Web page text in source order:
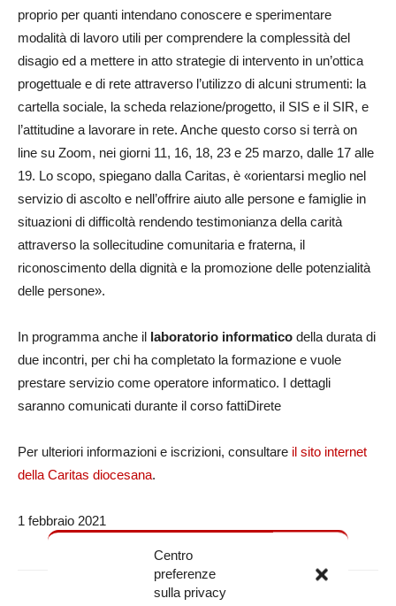
Centro
preferenze
sulla privacy
proprio per quanti intendano conoscere e sperimentare
modalità di lavoro utili per comprendere la complessità del
disagio ed a mettere in atto strategie di intervento in un’ottica
progettuale e di rete attraverso l’utilizzo di alcuni strumenti: la
cartella sociale, la scheda relazione/progetto, il SIS e il SIR, e
l’attitudine a lavorare in rete. Anche questo corso si terrà on
line su Zoom, nei giorni 11, 16, 18, 23 e 25 marzo, dalle 17 alle
19. Lo scopo, spiegano dalla Caritas, è «orientarsi meglio nel
servizio di ascolto e nell’offrire aiuto alle persone e famiglie in
situazioni di difficoltà rendendo testimonianza della carità
attraverso la sollecitudine comunitaria e fraterna, il
riconoscimento della dignità e la promozione delle potenzialità
delle persone».
In programma anche il laboratorio informatico della durata di
due incontri, per chi ha completato la formazione e vuole
prestare servizio come operatore informatico. I dettagli
saranno comunicati durante il corso fattiDirete
Per ulteriori informazioni e iscrizioni, consultare il sito internet
della Caritas diocesana.
1 febbraio 2021